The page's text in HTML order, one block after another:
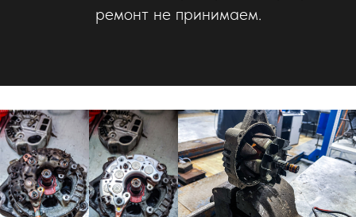
ремонт не принимаем.